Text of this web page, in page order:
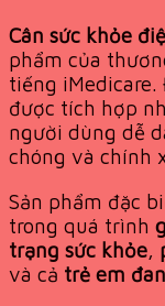
Cân sức khỏe
phẩm của
tiếng
được tích hợp
người dùng dễ
chóng và chính
Sản phẩm đặc
trong quá trình
trạng sức khỏe,
và cả trẻ em